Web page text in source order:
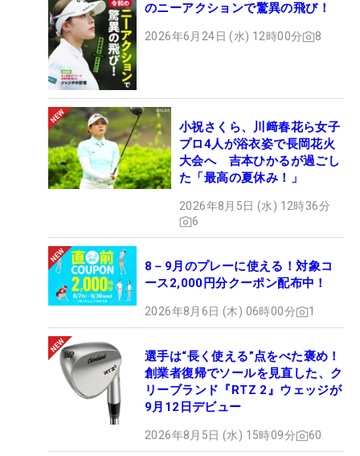
のニーアクションで驚異の飛び！
2026年6月24日 (水) 12時00分 8
小祝さくら、川﨑春花ら女子
プロ4人が浴衣姿で長岡花火
大会へ 吉本ひかるが過ごし
た「最高の夏休み！」
2026年8月5日 (水) 12時36分
6
8－9月のプレーに使える！対象コ
ース2,000円分クーポン配布中！
2026年8月6日 (木) 06時00分 1
選手は“長く使える”点をべた褒め！
創業者復帰でソールを見直した、ク
リーブランド『RTZ 2』ウェッジが
9月12日デビュー
2026年8月5日 (水) 15時09分 60